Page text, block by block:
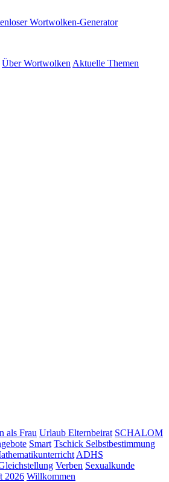
Über Wortwolken Aktuelle Themen
als Frau Urlaub Elternbeirat SCHALOM
Smart Tschick Selbstbestimmung
ADHS
Verben Sexualkunde
2026 Willkommen